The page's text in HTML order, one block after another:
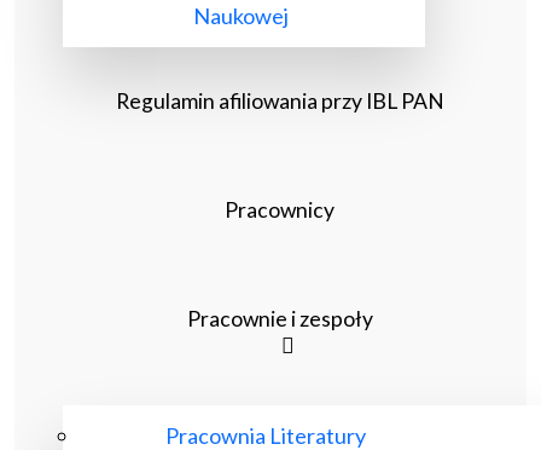
Naukowej
Regulamin afiliowania przy IBL PAN
Pracownicy
Pracownie i zespoły
Pracownia Literatury